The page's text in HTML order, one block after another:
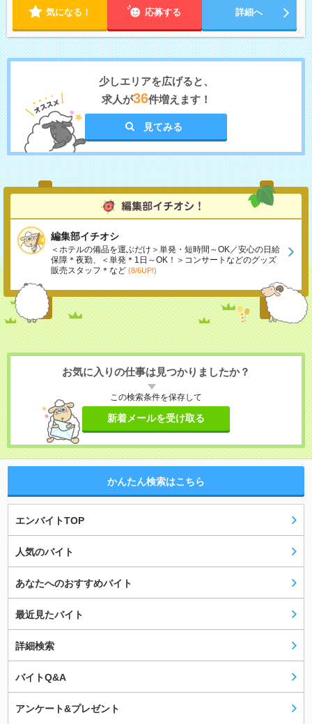
気になる！ 応募する 詳細へ
少しエリアを広げると、
求人が36件増えます！
見てみる
編集部イチオシ
＜ホテルの備品を運ぶだけ＞単発・短時間～OK／安心の日給
保障＊夜勤、＜単発＊1日～OK！＞コンサートなどのグッズ
販売スタッフ＊など (8/6UP!)
お気に入りの仕事は見つかりましたか？
この検索条件を保存して
新着メールを受け取る
かんたん検索はこちら
エンバイトTOP
人気のバイト
あなたへのおすすめバイト
最近見たバイト
詳細検索
バイトQ&A
アンケート&プレゼント